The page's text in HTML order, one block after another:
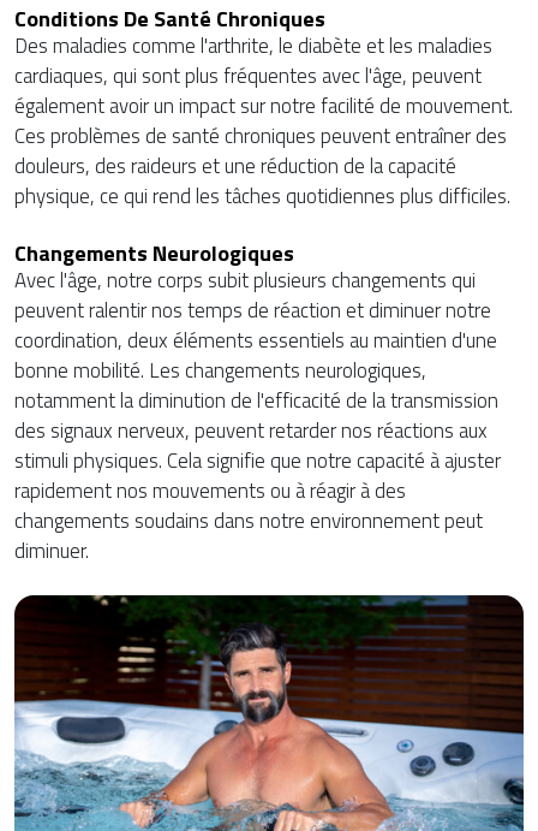
Conditions De Santé Chroniques
Des maladies comme l'arthrite, le diabète et les maladies
cardiaques, qui sont plus fréquentes avec l'âge, peuvent
également avoir un impact sur notre facilité de mouvement.
Ces problèmes de santé chroniques peuvent entraîner des
douleurs, des raideurs et une réduction de la capacité
physique, ce qui rend les tâches quotidiennes plus difficiles.
Changements Neurologiques
Avec l'âge, notre corps subit plusieurs changements qui
peuvent ralentir nos temps de réaction et diminuer notre
coordination, deux éléments essentiels au maintien d'une
bonne mobilité. Les changements neurologiques,
notamment la diminution de l'efficacité de la transmission
des signaux nerveux, peuvent retarder nos réactions aux
stimuli physiques. Cela signifie que notre capacité à ajuster
rapidement nos mouvements ou à réagir à des
changements soudains dans notre environnement peut
diminuer.